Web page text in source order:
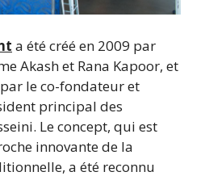
a été créé en 2009 par
Akash et Rana Kapoor, et
le co-fondateur et
principal des
Le concept, qui est
innovante de la
a été reconnu